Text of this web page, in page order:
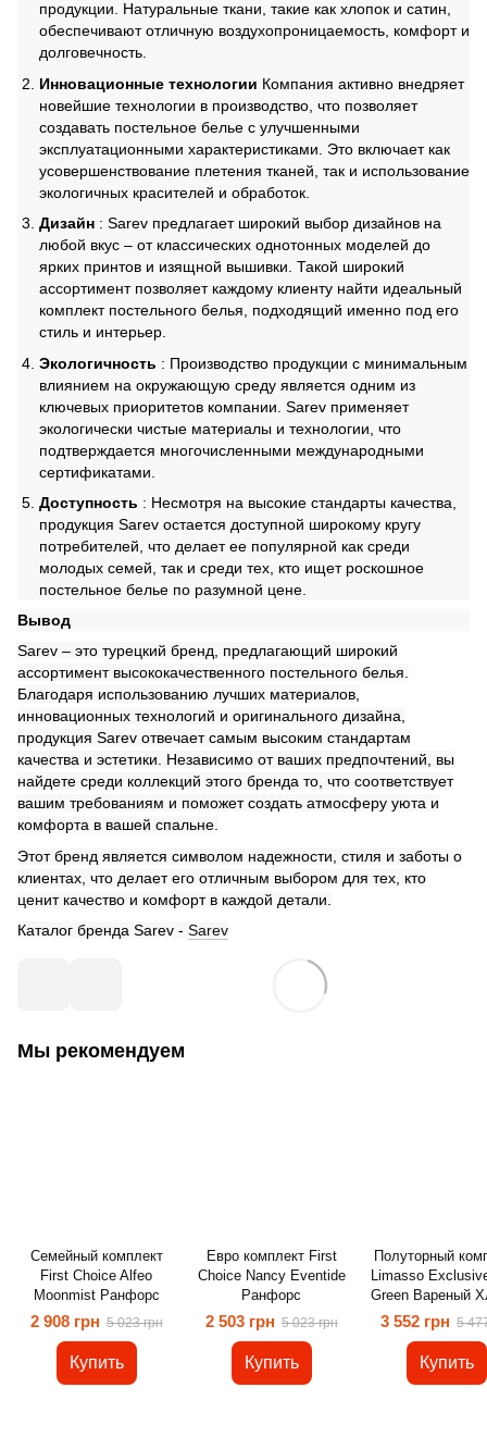
продукции. Натуральные ткани, такие как хлопок и сатин,
обеспечивают отличную воздухопроницаемость, комфорт и
долговечность.
Инновационные технологии Компания активно внедряет
новейшие технологии в производство, что позволяет
создавать постельное белье с улучшенными
эксплуатационными характеристиками. Это включает как
усовершенствование плетения тканей, так и использование
экологичных красителей и обработок.
Дизайн : Sarev предлагает широкий выбор дизайнов на
любой вкус – от классических однотонных моделей до
ярких принтов и изящной вышивки. Такой широкий
ассортимент позволяет каждому клиенту найти идеальный
комплект постельного белья, подходящий именно под его
стиль и интерьер.
Экологичность : Производство продукции с минимальным
влиянием на окружающую среду является одним из
ключевых приоритетов компании. Sarev применяет
экологически чистые материалы и технологии, что
подтверждается многочисленными международными
сертификатами.
Доступность : Несмотря на высокие стандарты качества,
продукция Sarev остается доступной широкому кругу
потребителей, что делает ее популярной как среди
молодых семей, так и среди тех, кто ищет роскошное
постельное белье по разумной цене.
Вывод
Sarev – это турецкий бренд, предлагающий широкий
ассортимент высококачественного постельного белья.
Благодаря использованию лучших материалов,
инновационных технологий и оригинального дизайна,
продукция Sarev отвечает самым высоким стандартам
качества и эстетики. Независимо от ваших предпочтений, вы
найдете среди коллекций этого бренда то, что соответствует
вашим требованиям и поможет создать атмосферу уюта и
комфорта в вашей спальне.
Этот бренд является символом надежности, стиля и заботы о
клиентах, что делает его отличным выбором для тех, кто
ценит качество и комфорт в каждой детали.
Каталог бренда Sarev - Sarev
Мы рекомендуем
Семейный комплект
First Choice Alfeo
Moonmist Ранфорс
2 908 грн 5 023 грн
Купить
Евро комплект First
Choice Nancy Eventide
Ранфорс
2 503 грн 5 023 грн
Купить
Полуторный
Limasso
Green Вареный
3 552 грн 5
Купить